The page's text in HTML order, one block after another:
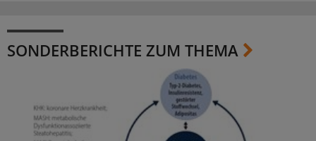
SONDERBERICHTE ZUM THEMA